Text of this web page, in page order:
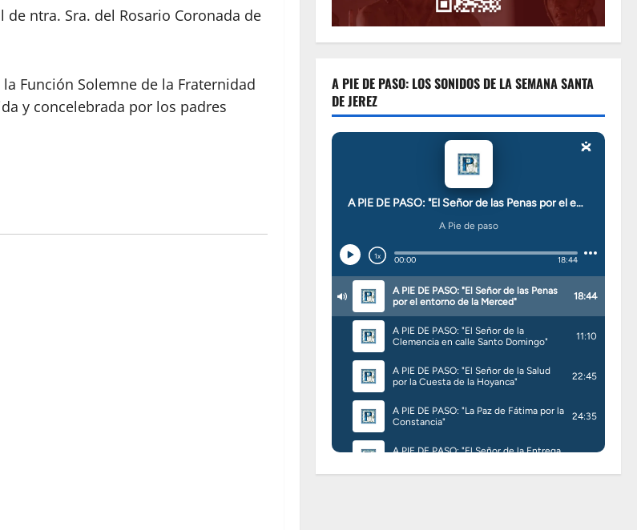
ntra. Sra. del Rosario Coronada de
Función Solemne de la Fraternidad
y concelebrada por los padres
A PIE DE PASO: LOS SONIDOS DE LA SEMANA SANTA
DE JEREZ